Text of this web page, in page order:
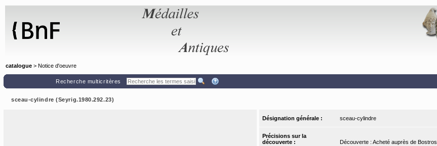
catalogue > Notice d'oeuvre
Recherche multicritères
sceau-cylindre (Seyrig.1980.292.23)
Désignation générale : sceau-cylindre
Précisions sur la
découverte :
Découverte : Acheté auprès de Bostros